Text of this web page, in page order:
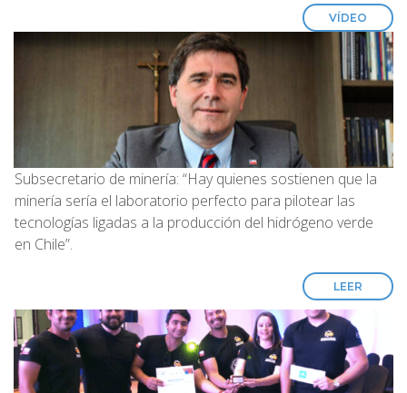
VÍDEO
Subsecretario de minería: “Hay quienes sostienen que la
minería sería el laboratorio perfecto para pilotear las
tecnologías ligadas a la producción del hidrógeno verde
en Chile”.
LEER